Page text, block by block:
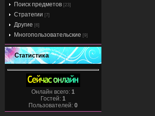
Поиск предметов [23]
Стратегии [7]
Другие [6]
Многопользовательские [9]
Статистика
Онлайн всего: 1
Гостей: 1
Пользователей: 0